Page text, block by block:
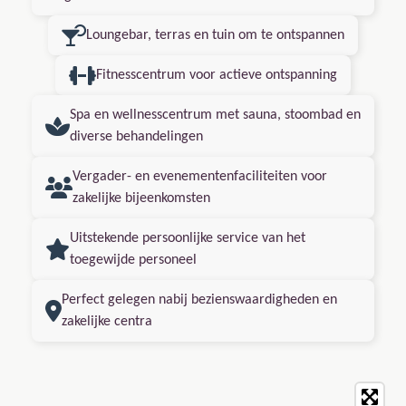
Loungebar, terras en tuin om te ontspannen
Fitnesscentrum voor actieve ontspanning
Spa en wellnesscentrum met sauna, stoombad en
diverse behandelingen
Vergader- en evenementenfaciliteiten voor
zakelijke bijeenkomsten
Uitstekende persoonlijke service van het
toegewijde personeel
Perfect gelegen nabij bezienswaardigheden en
zakelijke centra